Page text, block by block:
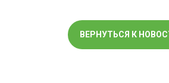
ВЕРНУТЬСЯ К